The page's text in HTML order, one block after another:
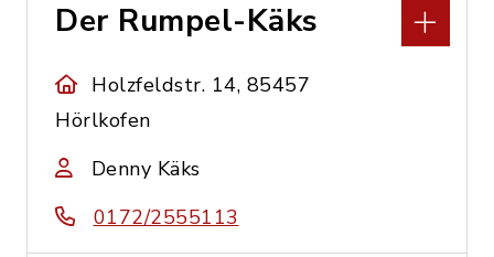
Der Rumpel-Käks
Holzfeldstr. 14, 85457
Hörlkofen
Denny Käks
0172/2555113